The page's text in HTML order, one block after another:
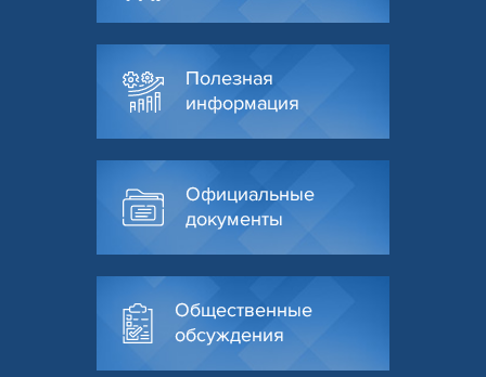
Полезная
информация
Официальные
документы
Общественные
обсуждения